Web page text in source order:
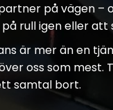
på vägen –
rull igen eller
är mer än en
oss som mest.
samtal bort.